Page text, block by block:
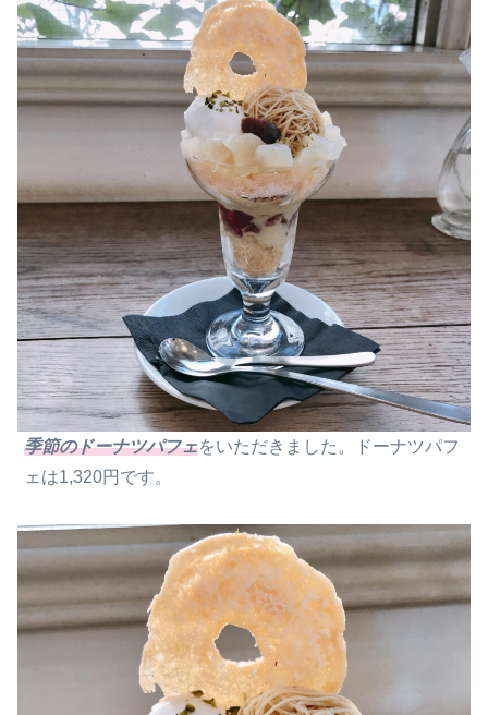
季節のドーナツパフェをいただきました。ドーナツパフ
ェは1,320円です。